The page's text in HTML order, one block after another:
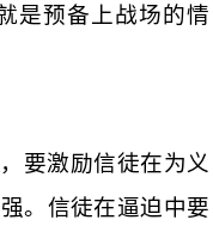
是预备上战场的情
要激励信徒在为义
。信徒在逼迫中要